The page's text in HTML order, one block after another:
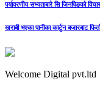
पर्यावरणीय सभ्यताबारे सि जिनपिङको
खराबी भएका पानीका कार्टुन बजारबाट फिर्ता
Welcome Digital pvt.ltd